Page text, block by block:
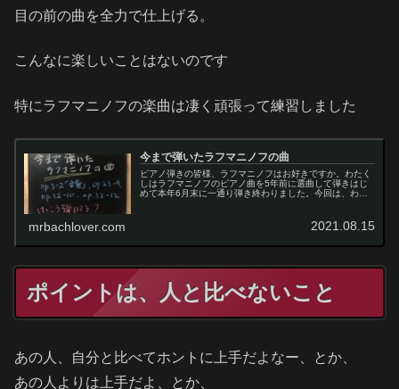
目の前の曲を全力で仕上げる。
こんなに楽しいことはないのです
特にラフマニノフの楽曲は凄く頑張って練習しました
今まで弾いたラフマニノフの曲
ピアノ弾きの皆様、ラフマニノフはお好きですか。わたく
しはラフマニノフのピアノ曲を5年前に選曲して弾きはじ
めて本年6月末に一通り弾き終わりました。今回は、わた
mrbachlover.com 2021.08.15
ポイントは、人と比べないこと
あの人、自分と比べてホントに上手だよなー、とか、
あの人よりは上手だよ、とか、